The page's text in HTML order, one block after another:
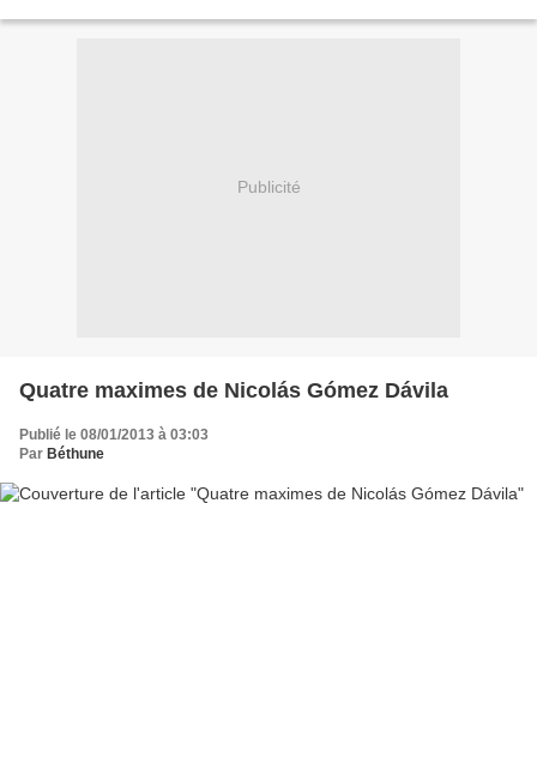
Publicité
Quatre maximes de Nicolás Gómez Dávila
Publié le 08/01/2013 à 03:03
Par Béthune